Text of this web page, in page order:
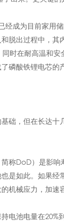
经成为目前家用
脱出过程中，
时在耐高温和
磷酸铁锂电芯的
础，但在长达
称DoD）是影响
是如此。如果
机械应力，加速
电池电量在